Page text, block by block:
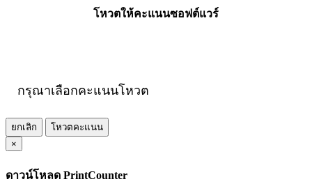
โหวตให้คะแนนซอฟต์แวร์
กรุณาเลือกคะแนนโหวต
ยกเลิก
โหวตคะแนน
×
ดาวน์โหลด PrintCounter